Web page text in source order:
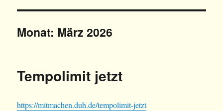
Monat: März 2026
Tempolimit jetzt
https://mitmachen.duh.de/tempolimit-jetzt